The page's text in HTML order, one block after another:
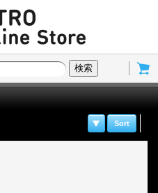
検索
Sort